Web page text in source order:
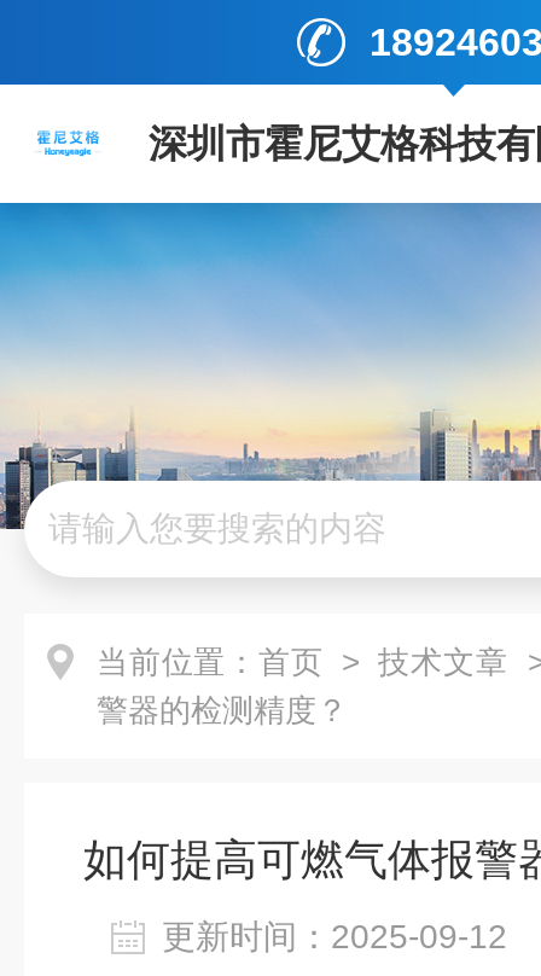
深圳市霍尼艾格科技
当前位置： 首页 > 技术文章
警器的检测精度？
如何提高可燃气体报警
更新时间：2025-09-